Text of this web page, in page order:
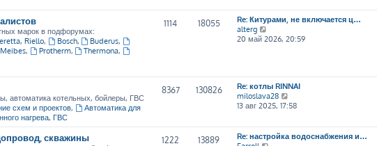
марок в подфорумах:
Riello, Bosch, Buderus,
Meibes, Protherm, Thermona,
1114 18055
Re: Китурами, не включается ц…
alterg
е
т
и
к
п
с
л
20 май 2026, 20:59
автоматика котельных, бойлеры, ГВС
схем и проектов,
Автоматика для
нагрева, ГВС
8367 130826
Re: котлы RINNAI
miloslava28
е
е
й
13 авг 2025, 17:58
скважины 1222 13889
Re: настройка водоснабжения и…